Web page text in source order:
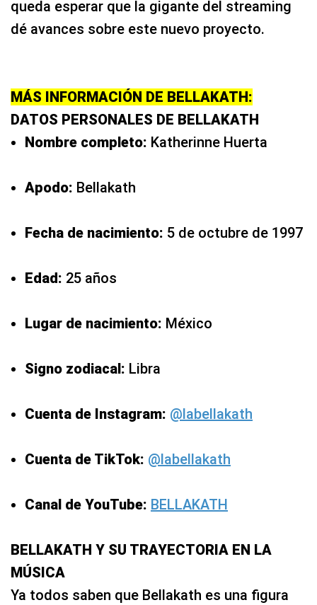
queda esperar que la gigante del streaming
dé avances sobre este nuevo proyecto.
MÁS INFORMACIÓN DE BELLAKATH:
DATOS PERSONALES DE BELLAKATH
Nombre completo: Katherinne Huerta
Apodo: Bellakath
Fecha de nacimiento: 5 de octubre de 1997
Edad: 25 años
Lugar de nacimiento: México
Signo zodiacal: Libra
Cuenta de Instagram: @labellakath
Cuenta de TikTok: @labellakath
Canal de YouTube: BELLAKATH
BELLAKATH Y SU TRAYECTORIA EN LA
MÚSICA
Ya todos saben que Bellakath es una figura